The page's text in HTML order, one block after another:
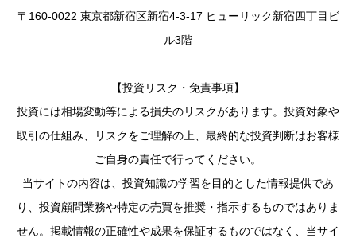
〒160-0022 東京都新宿区新宿4-3-17 ヒューリック新宿四丁目ビ
ル3階
【投資リスク・免責事項】
投資には相場変動等による損失のリスクがあります。投資対象や
取引の仕組み、リスクをご理解の上、最終的な投資判断はお客様
ご自身の責任で行ってください。
当サイトの内容は、投資知識の学習を目的とした情報提供であ
り、投資顧問業務や特定の売買を推奨・指示するものではありま
せん。掲載情報の正確性や成果を保証するものではなく、当サイ